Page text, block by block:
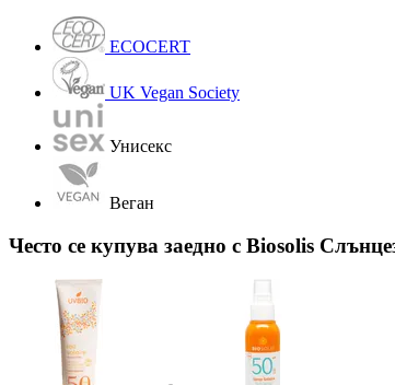
ECOCERT
UK Vegan Society
Унисекс
Веган
Често се купува заедно с Biosolis